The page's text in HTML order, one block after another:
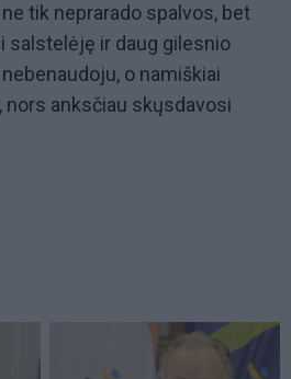
tik neprarado spalvos, bet
salstelėję ir daug gilesnio
o namiškiai
nors anksčiau skųsdavosi